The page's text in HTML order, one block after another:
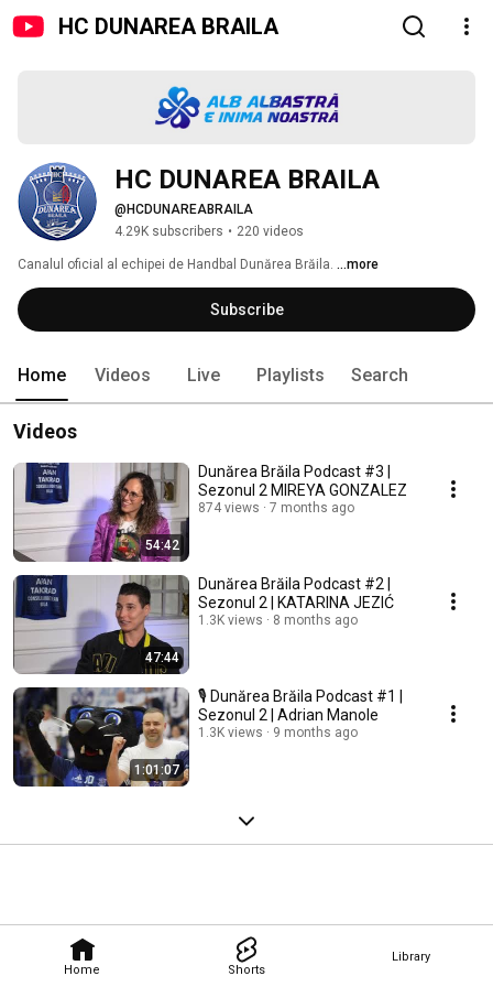
HC DUNAREA BRAILA
Home Shorts
Library
HC DUNAREA BRAILA
@HCDUNAREABRAILA
4.29K subscribers • 220 videos
Canalul oficial al echipei de Handbal Dunărea Brăila. ...more
Subscribe
Home Videos Live Playlists Search
Videos
54:42
Dunărea Brăila Podcast #3 |
Sezonul 2 MIREYA GONZALEZ
874 views 7 months ago
47:44
Dunărea Brăila Podcast #2 |
Sezonul 2 | KATARINA JEZIĆ
1.3K views 8 months ago
1:01:07
🎙️ Dunărea Brăila Podcast #1 |
Sezonul 2 | Adrian Manole
1.3K views 9 months ago